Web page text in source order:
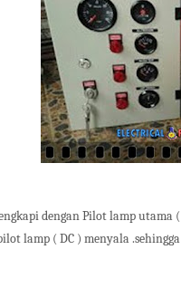
dengan Pilot lamp utama (
lamp ( DC ) menyala